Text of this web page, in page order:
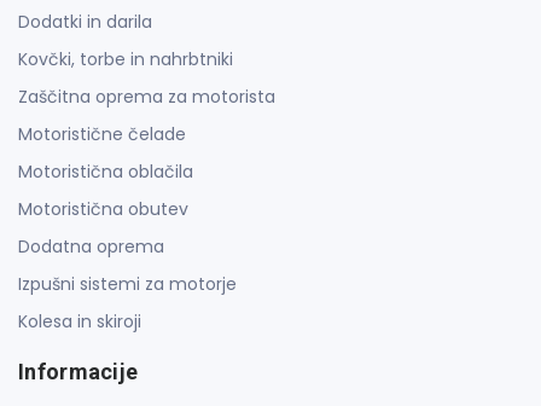
Dodatki in darila
Kovčki, torbe in nahrbtniki
Zaščitna oprema za motorista
Motoristične čelade
Motoristična oblačila
Motoristična obutev
Dodatna oprema
Izpušni sistemi za motorje
Kolesa in skiroji
Informacije